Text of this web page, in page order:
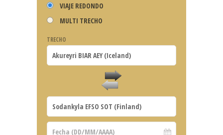
VIAJE REDONDO
MULTI TRECHO
TRECHO